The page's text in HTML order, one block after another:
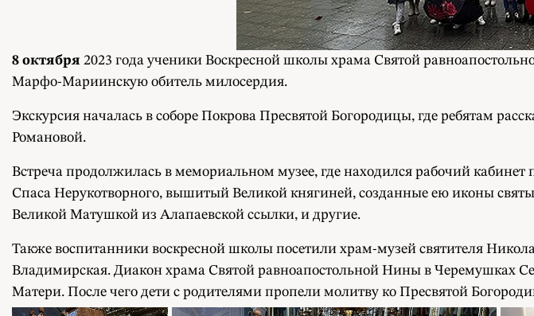
8 октября 2023 года ученики Воскресной школы храма Святой
Марфо-Мариинскую обитель милосердия.
Экскурсия началась в соборе Покрова Пресвятой Богородицы, где ребятам
Романовой.
Встреча продолжилась в мемориальном музее, где находился рабочий
Спаса Нерукотворного, вышитый Великой княгиней, созданные ею иконы
Великой Матушкой из Алапаевской ссылки, и другие.
Также воспитанники воскресной школы посетили храм-музей святителя
Владимирская. Диакон храма Святой равноапостольной Нины в Черемушках
Матери. После чего дети с родителями пропели молитву ко Пресвятой